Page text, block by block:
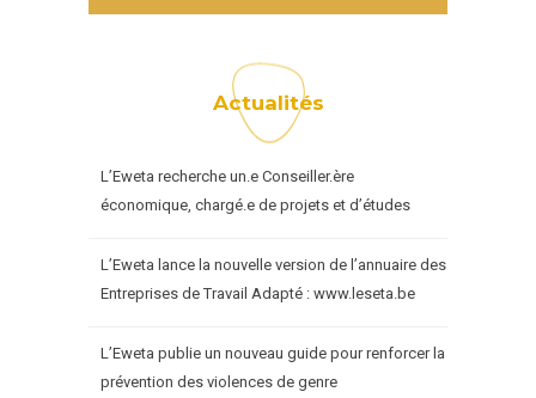
Actualités
L’Eweta recherche un.e Conseiller.ère
économique, chargé.e de projets et d’études
L’Eweta lance la nouvelle version de l’annuaire des
Entreprises de Travail Adapté : www.leseta.be
L’Eweta publie un nouveau guide pour renforcer la
prévention des violences de genre